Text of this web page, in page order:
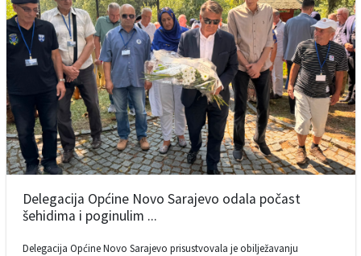
Delegacija Općine Novo Sarajevo odala počast
šehidima i poginulim ...
Delegacija Općine Novo Sarajevo prisustvovala je obilježavanju